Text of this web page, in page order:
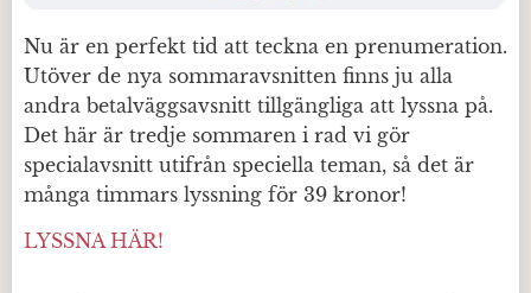
Nu är en perfekt tid att teckna en prenumeration.
Utöver de nya sommaravsnitten finns ju alla
andra betalväggsavsnitt tillgängliga att lyssna på.
Det här är tredje sommaren i rad vi gör
specialavsnitt utifrån speciella teman, så det är
många timmars lyssning för 39 kronor!
LYSSNA HÄR!